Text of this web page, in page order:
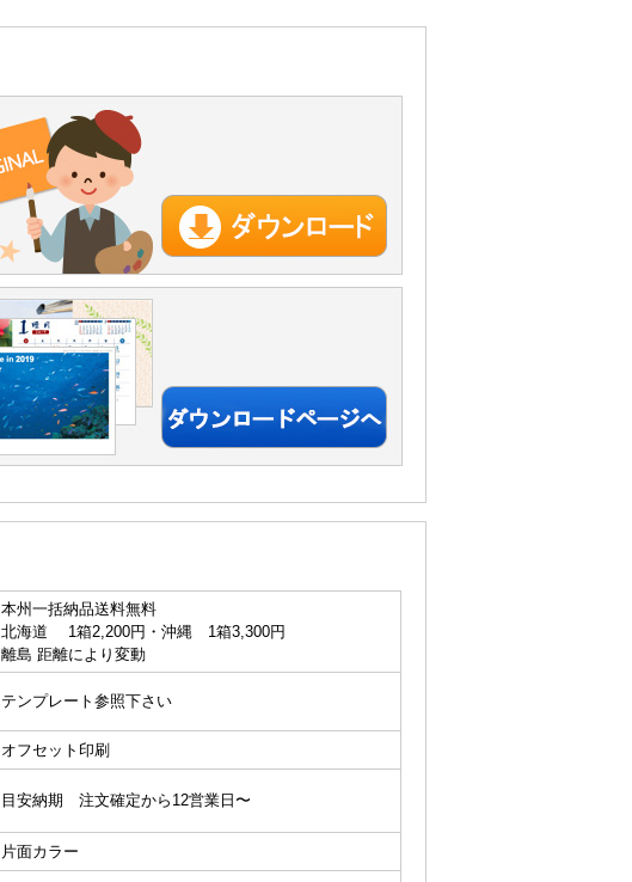
本州一括納品送料無料
北海道 1箱2,200円・沖縄 1箱3,300円
離島 距離により変動
テンプレート参照下さい
オフセット印刷
目安納期 注文確定から12営業日〜
片面カラー